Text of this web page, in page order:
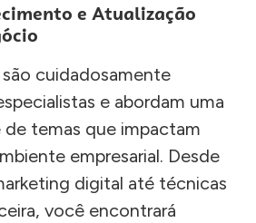
e Atualização
são cuidadosamente
e abordam uma
de temas que impactam
empresarial. Desde
digital até técnicas
você encontrará